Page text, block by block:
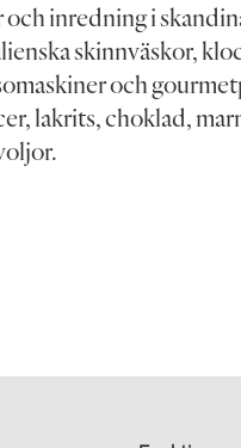
inredning i
skinnväskor,
och
lakrits, choklad,